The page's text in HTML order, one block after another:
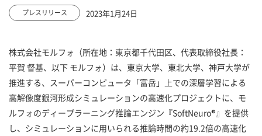
プレスリリース 2023年1月24日
株式会社モルフォ（所在地：東京都千代田区、代表取締役社長：
平賀 督基、以下 モルフォ）は、東京大学、東北大学、神戸大学が
推進する、スーパーコンピュータ「富岳」上での深層学習による
高解像度銀河形成シミュレーションの高速化プロジェクトに、モ
ルフォのディープラーニング推論エンジン『SoftNeuro®』を提供
し、シミュレーションに用いられる推論時間の約19.2倍の高速化